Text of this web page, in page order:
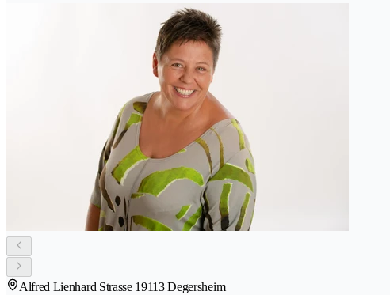
Alfred Lienhard Strasse 19113 Degersheim